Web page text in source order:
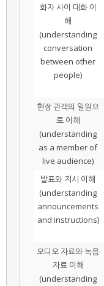
화자 사이 대화 이
해
(understanding
conversation
between other
people)
현장 관객의 일원으
로 이해
(understanding
as a member of
live audience)
발표와 지시 이해
(understanding
announcements
and instructions)
오디오 자료와 녹음
자료 이해
(understanding